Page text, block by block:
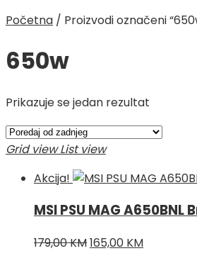
Početna / Proizvodi označeni
650w
Prikazuje se jedan rezultat
Grid view List view
Akcija!
MSI PSU MAG A650BNL
179,00KMIzvorna
165,00 KMTrenutna